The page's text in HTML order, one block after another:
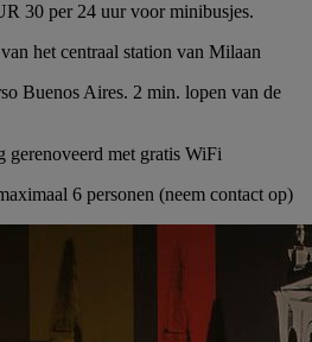
30 per 24 uur voor minibusjes.
het centraal station van Milaan
Buenos Aires. 2 min. lopen van de
met gratis WiFi
6 personen (neem contact op)